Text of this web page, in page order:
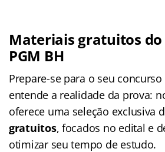
Materiais gratuitos do
PGM BH
Prepare-se para o seu
entende a realidade da prova:
oferece uma seleção exclusiva
gratuitos, focados no edital e
otimizar seu tempo de estudo.